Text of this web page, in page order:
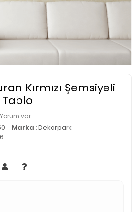
Kırmızı Şemsiyeli
Tablo
var.
Marka :Dekorpark